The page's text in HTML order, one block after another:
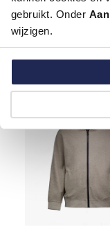
gebruikt. Onder
wijzigen.
Casa Moda